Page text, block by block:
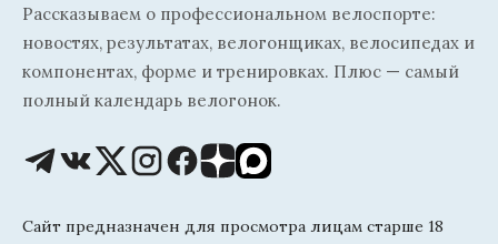
Рассказываем о профессиональном велоспорте:
новостях, результатах, велогонщиках, велосипедах и
компонентах, форме и тренировках. Плюс — самый
полный календарь велогонок.
Сайт предназначен для просмотра лицам старше 18